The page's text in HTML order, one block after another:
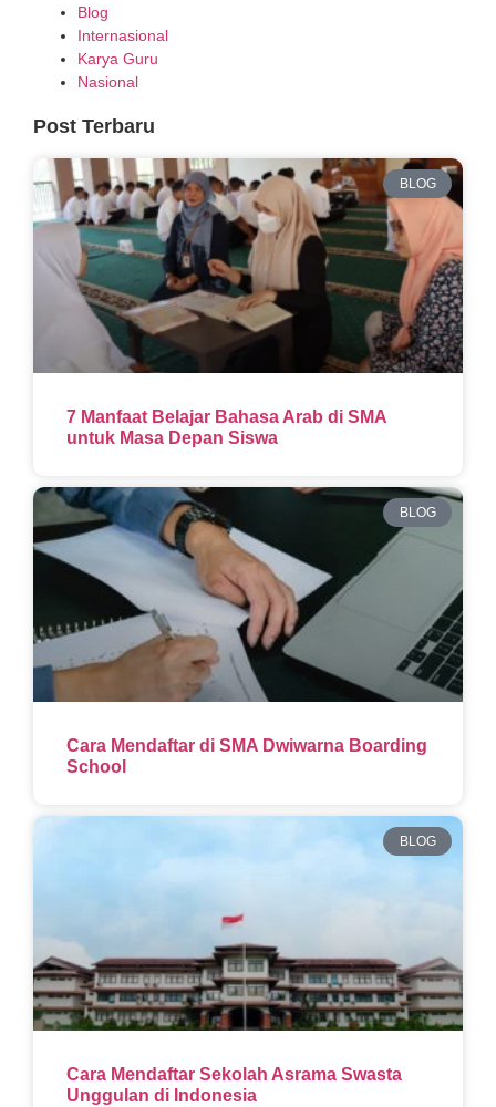
Blog
Internasional
Karya Guru
Nasional
Post Terbaru
BLOG
7 Manfaat Belajar Bahasa Arab di SMA
untuk Masa Depan Siswa
BLOG
Cara Mendaftar di SMA Dwiwarna Boarding
School
BLOG
Cara Mendaftar Sekolah Asrama Swasta
Unggulan di Indonesia